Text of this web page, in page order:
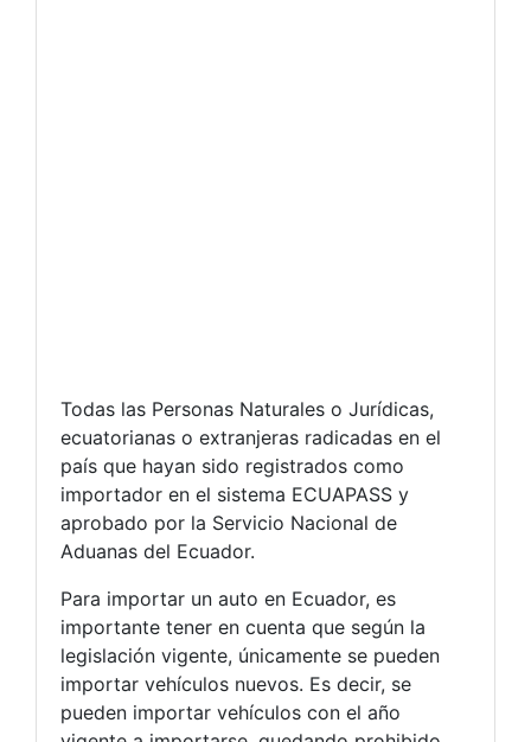
Todas las Personas Naturales o Jurídicas,
ecuatorianas o extranjeras radicadas en el
país que hayan sido registrados como
importador en el sistema ECUAPASS y
aprobado por la Servicio Nacional de
Aduanas del Ecuador.
Para importar un auto en Ecuador, es
importante tener en cuenta que según la
legislación vigente, únicamente se pueden
importar vehículos nuevos. Es decir, se
pueden importar vehículos con el año